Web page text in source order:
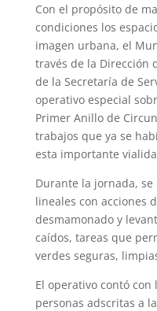
Con el propósito de
condiciones los
imagen urbana, el
través de la Dirección
de la Secretaría de
operativo especial
Primer Anillo de
trabajos que ya se
esta importante
Durante la jornada,
lineales con acciones
desmamonado y
caídos, tareas que
verdes seguras,
El operativo contó
personas adscritas a